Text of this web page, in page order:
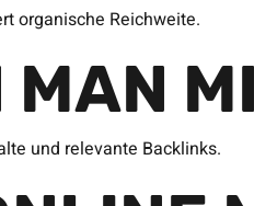
organische Reichweite.
MAN
und relevante Backlinks.